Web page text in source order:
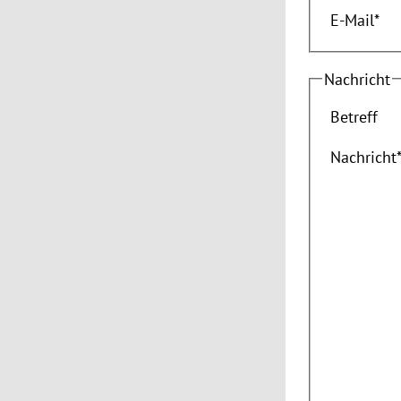
E-Mail*
Nachricht
Betreff
Nachricht